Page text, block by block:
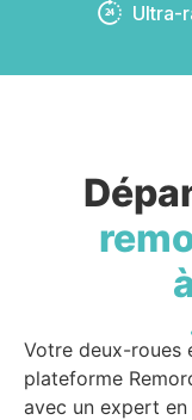
Ultra-
Votre deux-roues
plateforme
avec un expert en